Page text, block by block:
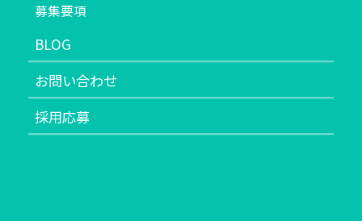
募集要項
BLOG
お問い合わせ
採用応募